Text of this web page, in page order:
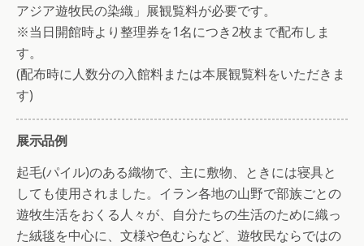
アジア遊牧民の染織」展観覧料が必要です。
※当日開館時より整理券を1名につき2枚まで配布しま
す。
(配布時に人数分の入館料または本展観覧料をいただきま
す)
展示品例
起毛(パイル)のある織物で、主に敷物、ときには寝具と
しても使用されました。イラン各地の山野で部族ごとの
遊牧生活をおくる人々が、自分たちの生活のために織っ
た絨毯を中心に、文様や色むらなど、遊牧民ならではの